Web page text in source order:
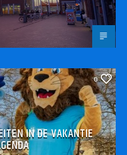
0
IN DE VAKANTIE